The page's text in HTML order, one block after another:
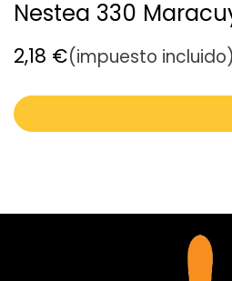
Nestea 330
2,18 €(impuesto incluido)